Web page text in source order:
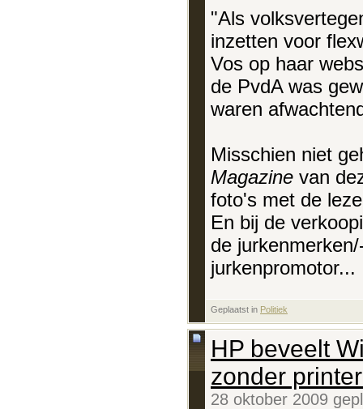
"Als
inzetten voor
Vos op haar
de PvdA was
waren
Misschien niet
Magazine van
foto's met de
En bij de
de
jurkenpromotor...
Geplaatst in Politiek
HP beveelt
zonder
28 oktober 2009